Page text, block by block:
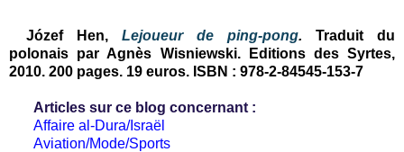
Józef Hen, Lejoueur de ping-pong. Traduit du
polonais par Agnès Wisniewski. Editions des Syrtes,
2010. 200 pages. 19 euros. ISBN : 978-2-84545-153-7
Articles sur ce blog concernant :
Affaire al-Dura/Israël
Aviation/Mode/Sports